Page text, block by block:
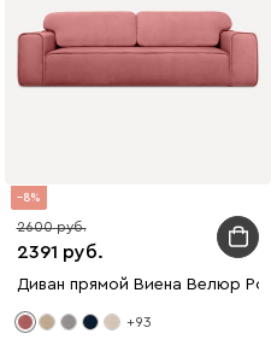
8
2391
2600
Диван прямой Виена Велюр
+93